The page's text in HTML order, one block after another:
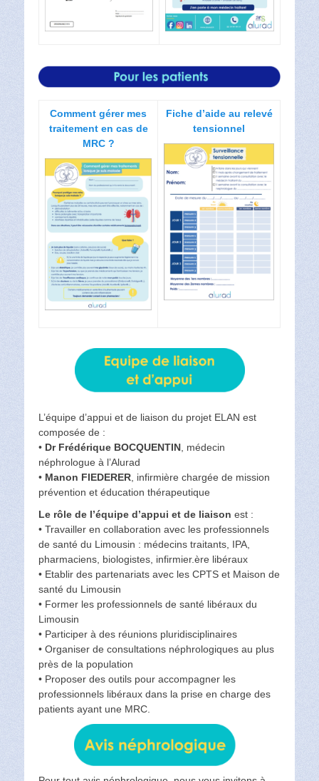
Comment gérer mes
traitement en cas de
MRC ?
Fiche d’aide au relevé
tensionnel
L’équipe d’appui et de liaison du projet ELAN est
composée de :
• Dr Frédérique BOCQUENTIN , médecin
néphrologue à l’Alurad
• Manon FIEDERER , infirmière chargée de mission
prévention et éducation thérapeutique
Le rôle de l’équipe d’appui et de liaison est :
• Travailler en collaboration avec les professionnels
de santé du Limousin : médecins traitants, IPA,
pharmaciens, biologistes, infirmier.ère libéraux
• Etablir des partenariats avec les CPTS et Maison de
santé du Limousin
• Former les professionnels de santé libéraux du
Limousin
• Participer à des réunions pluridisciplinaires
• Organiser de consultations néphrologiques au plus
près de la population
• Proposer des outils pour accompagner les
professionnels libéraux dans la prise en charge des
patients ayant une MRC.